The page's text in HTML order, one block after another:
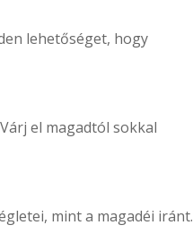
lehetőséget, hogy
el magadtól sokkal
mint a magadéi iránt.